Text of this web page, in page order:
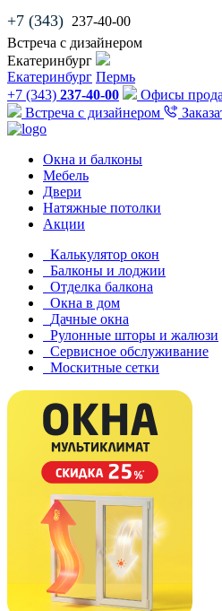
+7 (343) 237-40-00
Встреча с дизайнером
Екатеринбург
Екатеринбург Пермь
+7 (343) 237-40-00
Офисы
Встреча с дизайнером
Окна и балконы
Мебель
Двери
Натяжные потолки
Акции
Калькулятор окон
Балконы и лоджии
Отделка балкона
Окна в дом
Дачные окна
Рулонные шторы и жалюзи
Сервисное обслуживание
Москитные сетки